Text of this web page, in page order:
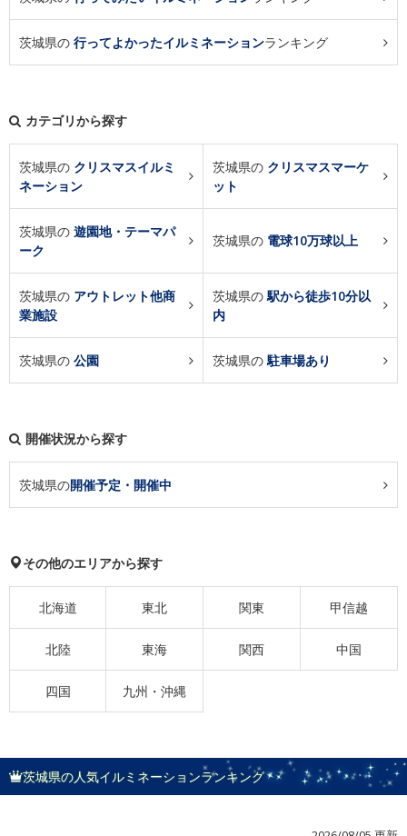
茨城県の 行ってよかったイルミネーションランキング
カテゴリから探す
茨城県の クリスマスイルミ
ネーション
茨城県の クリスマスマーケ
ット
茨城県の 遊園地・テーマパ
ーク
茨城県の 電球10万球以上
茨城県の アウトレット他商
業施設
茨城県の駅から徒歩10分以
内
茨城県の 公園 茨城県の駐車場あり
開催状況から探す
茨城県の開催予定・開催中
その他のエリアから探す
北海道 東北 関東 甲信越
北陸 東海 関西 中国
四国 九州・沖縄
茨城県の人気イルミネーションランキング